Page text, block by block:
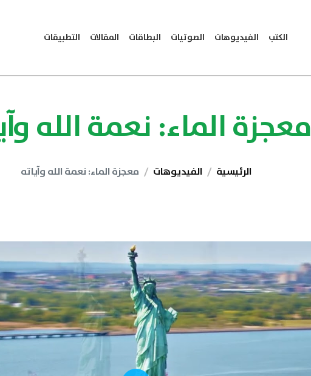
الكتب الفيديوهات الصوتيات البطاقات المقالات التطبيقات
معجزة الماء: نعمة الله
الرئيسية الفيديوهات معجزة الماء: نعمة الله وآياته